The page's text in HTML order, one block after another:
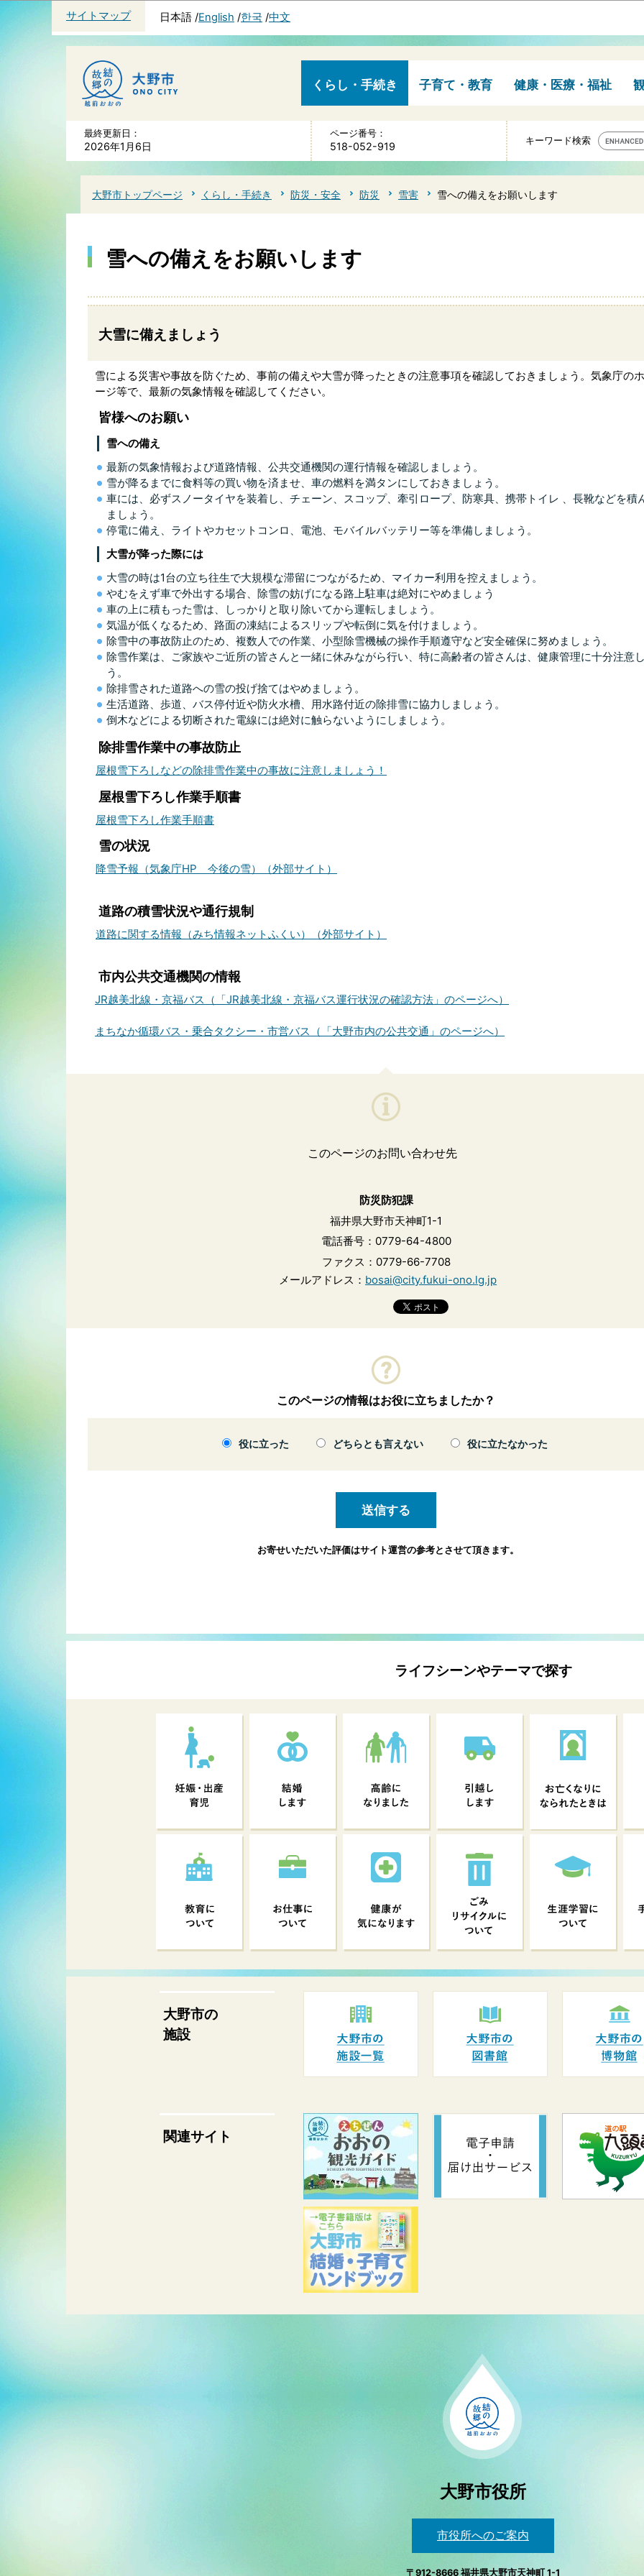
サイトマップ 日本語 English 한국 中文
くらし・手続き 子育て・教育 健康・医療・福祉
最終更新日：
2026年1月6日
ページ番号：
518-052-919 キーワード検索
大野市トップページ くらし・手続き 防災・安全 防災 雪害 雪への備えをお願いします
雪への備えをお願いします
大雪に備えましょう
雪による災害や事故を防ぐため、事前の備えや大雪が降ったときの注意事項を確認しておきましょう。気象庁の
ージ等で、最新の気象情報を確認してください。
皆様へのお願い
雪への備え
最新の気象情報および道路情報、公共交通機関の運行情報を確認しましょう。
雪が降るまでに食料等の買い物を済ませ、車の燃料を満タンにしておきましょう。
車には、必ずスノータイヤを装着し、チェーン、スコップ、牽引ロープ、防寒具、携帯トイレ 、長靴などを積
ましょう。
停電に備え、ライトやカセットコンロ、電池、モバイルバッテリー等を準備しましょう。
大雪が降った際には
大雪の時は1台の立ち往生で大規模な滞留につながるため、マイカー利用を控えましょう。
やむをえず車で外出する場合、除雪の妨げになる路上駐車は絶対にやめましょう
車の上に積もった雪は、しっかりと取り除いてから運転しましょう。
気温が低くなるため、路面の凍結によるスリップや転倒に気を付けましょう。
除雪中の事故防止のため、複数人での作業、小型除雪機械の操作手順遵守など安全確保に努めましょう。
除雪作業は、ご家族やご近所の皆さんと一緒に休みながら行い、特に高齢者の皆さんは、健康管理に十分注意
う。
除排雪された道路への雪の投げ捨てはやめましょう。
生活道路、歩道、バス停付近や防火水槽、用水路付近の除排雪に協力しましょう。
倒木などによる切断された電線には絶対に触らないようにしましょう。
除排雪作業中の事故防止
屋根雪下ろしなどの除排雪作業中の事故に注意しましょう！
屋根雪下ろし作業手順書
屋根雪下ろし作業手順書
雪の状況
降雪予報（気象庁HP 今後の雪）（外部サイト）
道路の積雪状況や通行規制
道路に関する情報（みち情報ネットふくい）（外部サイト）
市内公共交通機関の情報
JR越美北線・京福バス（「JR越美北線・京福バス運行状況の確認方法」のページへ）
まちなか循環バス・乗合タクシー・市営バス（「大野市内の公共交通」のページへ）
このページのお問い合わせ先
防災防犯課
福井県大野市天神町1-1
電話番号：0779-64-4800
ファクス：0779-66-7708
メールアドレス： bosai@city.fukui-ono.lg.jp
このページの情報はお役に立ちましたか？
役に立った どちらとも言えない 役に立たなかった
お寄せいただいた評価はサイト運営の参考とさせて頂きます。
ライフシーンやテーマで探す
大野市の
施設
関連サイト
大野市役所
市役所へのご案内
〒912-8666 福井県大野市天神町 1-1